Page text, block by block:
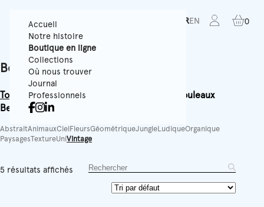
Accueil
Notre histoire
Boutique en ligne
Collections
Où nous trouver
Journal
Professionnels
FREN 0
Boutique en ligne
Tous Papiers Peints Texturés
Rouleaux
Best-sellersAccessoires
AbstraitAnimauxCiel FleursGéométriqueJungleLudiqueOrganique
PaysagesTextureUniVintage
5 résultats affichés